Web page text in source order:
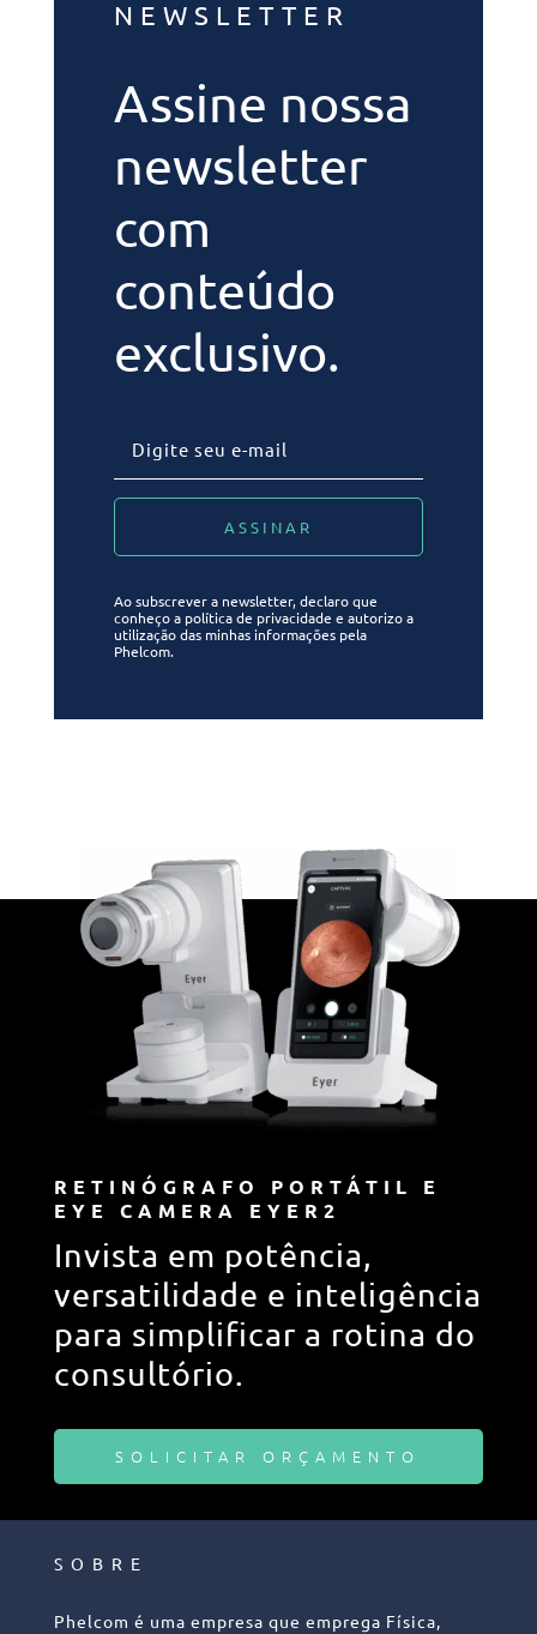
NEWSLETTER
Assine nossa
newsletter
com
conteúdo
exclusivo.
Ao subscrever a newsletter, declaro que
conheço a política de privacidade e autorizo a
utilização das minhas informações pela
Phelcom.
RETINÓGRAFO PORTÁTIL E
EYE CAMERA EYER2
Invista em potência,
versatilidade e inteligência
para simplificar a rotina do
consultório.
SOLICITAR ORÇAMENTO
SOBRE
Phelcom é uma empresa que emprega Física,